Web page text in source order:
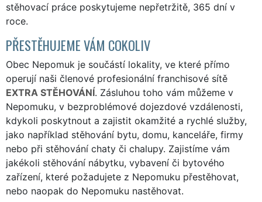
stěhovací práce poskytujeme nepřetržitě, 365 dní v
roce.
PŘESTĚHUJEME VÁM COKOLIV
Obec Nepomuk je součástí lokality, ve které přímo
operují naši členové profesionální franchisové sítě
EXTRA STĚHOVÁNÍ. Zásluhou toho vám můžeme v
Nepomuku, v bezproblémové dojezdové vzdálenosti,
kdykoli poskytnout a zajistit okamžité a rychlé služby,
jako například stěhování bytu, domu, kanceláře, firmy
nebo při stěhování chaty či chalupy. Zajistíme vám
jakékoli stěhování nábytku, vybavení či bytového
zařízení, které požadujete z Nepomuku přestěhovat,
nebo naopak do Nepomuku nastěhovat.